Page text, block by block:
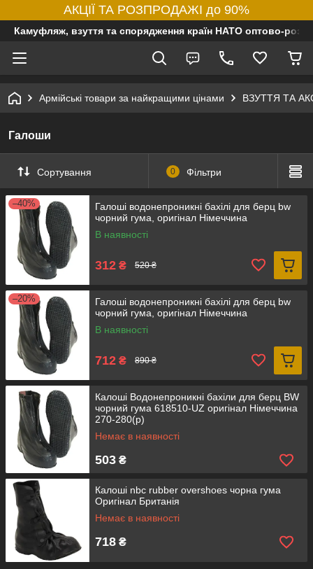
АКЦІЇ ТА РОЗПРОДАЖІ до 90%
Камуфляж, взуття та спорядження країн НАТО оптово-
Армійські товари за найкращими цінами ВЗУТТЯ ТА
Галоши
Сортування 0 Фільтри
–40%
Галоші водонепроникні бахілі для берц bw
чорний гума, оригінал Німеччина
В наявності
312 ₴ 520 ₴
–20%
Галоші водонепроникні бахілі для берц bw
чорний гума, оригінал Німеччина
В наявності
712 ₴ 890 ₴
Калоші Водонепроникні бахіли для берц BW
чорний гума 618510-UZ оригінал Німеччина
270-280(р)
Немає в наявності
503 ₴
Калоші nbc rubber overshoes чорна гума
Оригінал Британія
Немає в наявності
718 ₴